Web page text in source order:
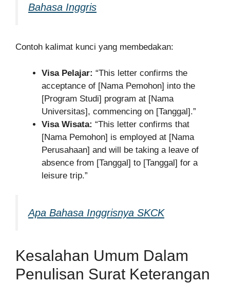
Bahasa Inggris
Contoh kalimat kunci yang membedakan:
Visa Pelajar: “This letter confirms the
acceptance of [Nama Pemohon] into the
[Program Studi] program at [Nama
Universitas], commencing on [Tanggal].”
Visa Wisata: “This letter confirms that
[Nama Pemohon] is employed at [Nama
Perusahaan] and will be taking a leave of
absence from [Tanggal] to [Tanggal] for a
leisure trip.”
Apa Bahasa Inggrisnya SKCK
Kesalahan Umum Dalam
Penulisan Surat Keterangan